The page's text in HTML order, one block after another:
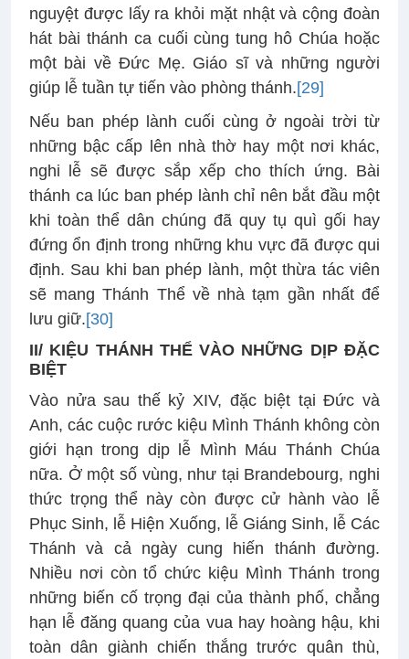
nguyệt được lấy ra khỏi mặt nhật và cộng đoàn
hát bài thánh ca cuối cùng tung hô Chúa hoặc
một bài về Đức Mẹ. Giáo sĩ và những người
giúp lễ tuần tự tiến vào phòng thánh.[29]
Nếu ban phép lành cuối cùng ở ngoài trời từ
những bậc cấp lên nhà thờ hay một nơi khác,
nghi lễ sẽ được sắp xếp cho thích ứng. Bài
thánh ca lúc ban phép lành chỉ nên bắt đầu một
khi toàn thể dân chúng đã quy tụ quì gối hay
đứng ổn định trong những khu vực đã được qui
định. Sau khi ban phép lành, một thừa tác viên
sẽ mang Thánh Thể về nhà tạm gần nhất để
lưu giữ.[30]
II/ KIỆU THÁNH THỂ VÀO NHỮNG DỊP ĐẶC
BIỆT
Vào nửa sau thế kỷ XIV, đặc biệt tại Đức và
Anh, các cuộc rước kiệu Mình Thánh không còn
giới hạn trong dịp lễ Mình Máu Thánh Chúa
nữa. Ở một số vùng, như tại Brandebourg, nghi
thức trọng thể này còn được cử hành vào lễ
Phục Sinh, lễ Hiện Xuống, lễ Giáng Sinh, lễ Các
Thánh và cả ngày cung hiến thánh đường.
Nhiều nơi còn tổ chức kiệu Mình Thánh trong
những biến cố trọng đại của thành phố, chẳng
hạn lễ đăng quang của vua hay hoàng hậu, khi
toàn dân giành chiến thắng trước quân thù,